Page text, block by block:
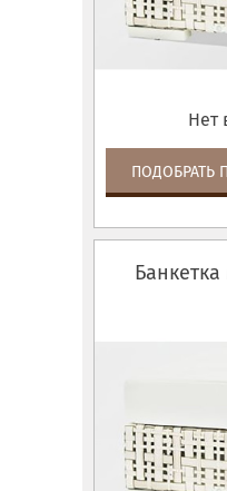
Нет
ПОДОБРАТЬ